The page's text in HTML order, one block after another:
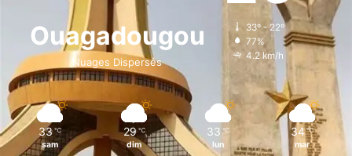
o
k
i
n
g
r
k
Ouagadougou
Nuages Dispersés
33º - 22º
77%
4.2 km/h
33 ℃
sam
29 ℃
dim
33 ℃
lun
34 ℃
mar